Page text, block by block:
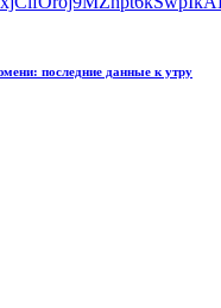
последние данные к утру